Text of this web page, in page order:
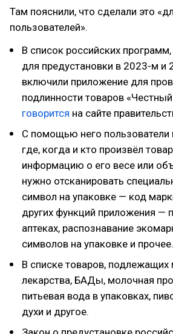
Там пояснили, что сделали это
пользователей».
В список российских
для предустановки в 2023-м и
включили приложение для
подлинности товаров «Честный
говорится на сайте
С помощью него пользователи
где, когда и кто произвёл
информацию о его весе или
нужно отсканировать
символ на упаковке — код
других функций приложения —
аптеках, распознавание
символов на упаковке и прочее.
В списке товаров, подлежащих
лекарства, БАДы, молочная
питьевая вода в упаковках,
духи и другое.